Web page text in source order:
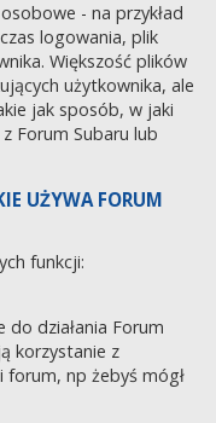
- na przykład
logowania, plik
Większość plików
użytkownika, ale
jak sposób, w jaki
Forum Subaru lub
UŻYWA FORUM
funkcji:
do działania Forum
korzystanie z
forum, np żebyś mógł